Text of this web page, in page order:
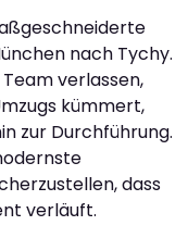
nach Tychy.
verlassen,
kümmert,
zur Durchführung.
dass
verläuft.